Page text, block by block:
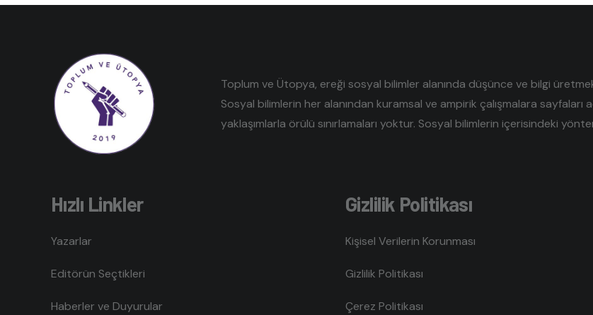
Toplum ve Ütopya, ereği sosyal bilimler alanında düşünce ve bilgi
Sosyal bilimlerin her alanından kuramsal ve ampirik çalışmalara
yaklaşımlarla örülü sınırlamaları yoktur. Sosyal bilimlerin içerisindeki
Hızlı Linkler
Yazarlar
Editörün Seçtikleri
Haberler ve Duyurular
Gizlilik Politikası
Kişisel Verilerin Korunması
Gizlilik Politikası
Çerez Politikası